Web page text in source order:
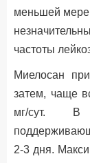
меньшей мере
частоты
Миелосан
затем, чаще
мг/сут. В
2-3 дня.